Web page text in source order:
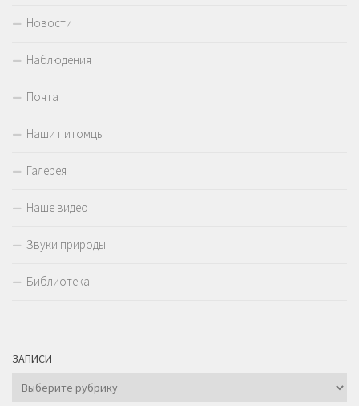
Новости
Наблюдения
Почта
Наши питомцы
Галерея
Наше видео
Звуки природы
Библиотека
ЗАПИСИ
Записи